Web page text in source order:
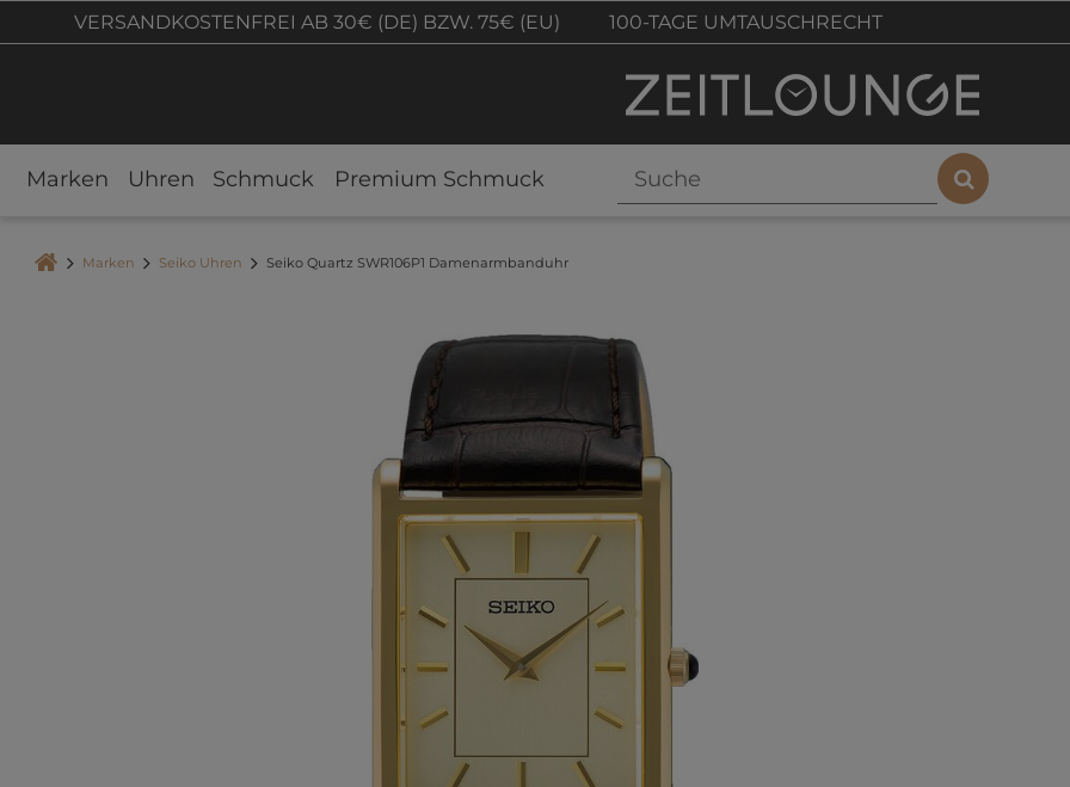
VERSANDKOSTENFREI AB 30€ (DE) BZW. 75€ (EU) 100-TAGE UMTAUSCHRECHT
Marken Uhren Schmuck Premium Schmuck
Marken Seiko Uhren Seiko Quartz SWR106P1 Damenarmbanduhr